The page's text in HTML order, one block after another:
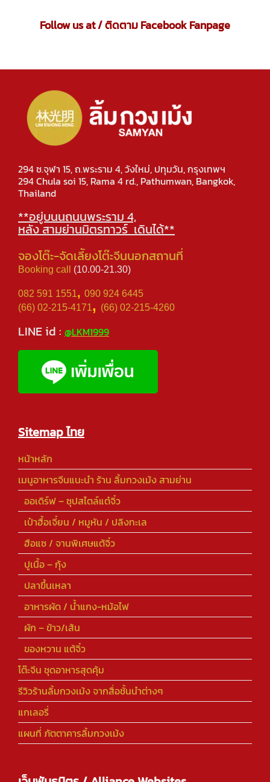
Follow us at / ติดตาม Facebook Fanpage
294 ซ.จุฬา 15, ถ.พระราม 4, วังใหม่, ปทุมวัน, กรุงเทพฯ
294 Chula soi 15, Rama 4 rd., Pathumwan, Bangkok,
Thailand
**อยู่บนนถนนพระราม 4,
หลัง สามย่านมิตรทาวร์ เดินได้**
จองโต๊ะ-จัดเลีัยงโต๊ะจีนนอกสถานที่
Booking call (10.00-21.30)
082 591 1551, 090 924 6445
(66) 02-215-4171, (66) 02-215-4260
LINE id : @LKM1999
Sitemap ไทย
หน้าหลัก
เมนูอาหารจีนแนะนำ ร้าน ลิ้มกวงเม้ง สามย่าน
ออเดิร์ฟ – ซุปสไตล์แต๋จิ๋ว
เป๋าฮื้อเจี๋ยน / หมูหัน / ปลิงทะเล
ฮือแซ / จานพิเศษแต้จิ๋ว
ปูเนื้อ – กุ้ง
ปลาขึ้นเหลา
อาหารผัด / น้ำแกง-หม้อไฟ
ผัก – ข้าว/เส้น
ของหวาน แต้จิ๋ว
โต๊ะจีน ชุดอาหารสุดคุ้ม
รีวิวร้านลิ้มกวงเม้ง จากสื่อชั้นนำต่างๆ
แกเลอรี่
แผนที่ ภัตตาคารลิ้มกวงเม้ง